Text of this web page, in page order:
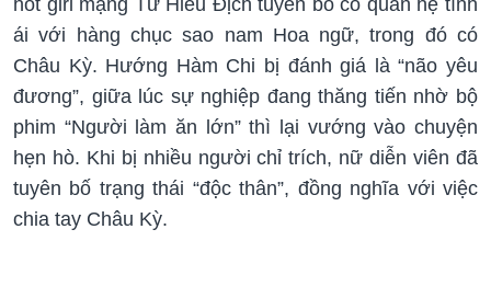
hot girl mạng Tư Hiểu Địch tuyên bố có quan hệ tình
ái với hàng chục sao nam Hoa ngữ, trong đó có
Châu Kỳ. Hướng Hàm Chi bị đánh giá là “não yêu
đương”, giữa lúc sự nghiệp đang thăng tiến nhờ bộ
phim “Người làm ăn lớn” thì lại vướng vào chuyện
hẹn hò. Khi bị nhiều người chỉ trích, nữ diễn viên đã
tuyên bố trạng thái “độc thân”, đồng nghĩa với việc
chia tay Châu Kỳ.